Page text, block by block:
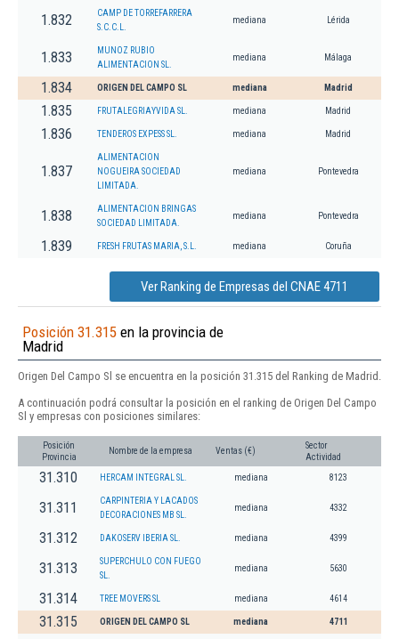
1.832
CAMP DE TORREFARRERA
S.C.C.L.
mediana Lérida
1.833
MUNOZ RUBIO
ALIMENTACION SL.
mediana Málaga
1.834 ORIGEN DEL CAMPO SL mediana Madrid
1.835 FRUTALEGRIAYVIDA SL. mediana Madrid
1.836 TENDEROS EXPESS SL. mediana Madrid
1.837
ALIMENTACION
NOGUEIRA SOCIEDAD
LIMITADA.
mediana Pontevedra
1.838
ALIMENTACION BRINGAS
SOCIEDAD LIMITADA.
mediana Pontevedra
1.839 FRESH FRUTAS MARIA, S.L. mediana Coruña
Ver Ranking de Empresas del CNAE 4711
Posición 31.315 en la provincia de
Madrid
Origen Del Campo Sl se encuentra en la posición 31.315 del Ranking de Madrid.
A continuación podrá consultar la posición en el ranking de Origen Del Campo
Sl y empresas con posiciones similares:
Posición
Provincia
Nombre de la empresa Ventas (€)
Sector
Actividad
31.310 HERCAM INTEGRAL SL. mediana 8123
31.311
CARPINTERIA Y LACADOS
DECORACIONES MB SL.
mediana 4332
31.312 DAKOSERV IBERIA SL. mediana 4399
31.313
SUPERCHULO CON FUEGO
SL.
mediana 5630
31.314 TREE MOVERS SL mediana 4614
31.315 ORIGEN DEL CAMPO SL mediana 4711